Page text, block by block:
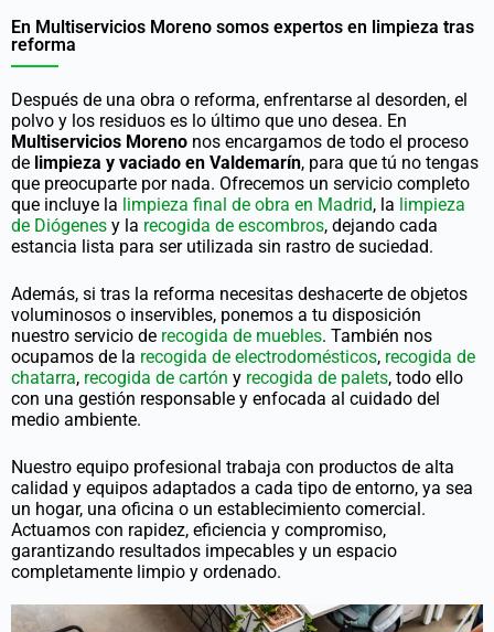
En Multiservicios Moreno somos expertos en limpieza tras
reforma
Después de una obra o reforma, enfrentarse al desorden, el
polvo y los residuos es lo último que uno desea. En
Multiservicios Moreno nos encargamos de todo el proceso
de limpieza y vaciado en Valdemarín, para que tú no tengas
que preocuparte por nada. Ofrecemos un servicio completo
que incluye la limpieza final de obra en Madrid, la limpieza
de Diógenes y la recogida de escombros, dejando cada
estancia lista para ser utilizada sin rastro de suciedad.
Además, si tras la reforma necesitas deshacerte de objetos
voluminosos o inservibles, ponemos a tu disposición
nuestro servicio de recogida de muebles. También nos
ocupamos de la recogida de electrodomésticos, recogida de
chatarra, recogida de cartón y recogida de palets, todo ello
con una gestión responsable y enfocada al cuidado del
medio ambiente.
Nuestro equipo profesional trabaja con productos de alta
calidad y equipos adaptados a cada tipo de entorno, ya sea
un hogar, una oficina o un establecimiento comercial.
Actuamos con rapidez, eficiencia y compromiso,
garantizando resultados impecables y un espacio
completamente limpio y ordenado.